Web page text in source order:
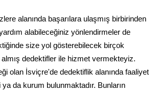
alanında başarılara ulaşmış birbirinden
alabileceğiniz yönlendirmeler de
size yol gösterebilecek birçok
almış dedektifler ile hizmet vermekteyiz.
olan İsviçre'de dedektiflik alanında faaliyet
da kurum bulunmaktadır. Bunların